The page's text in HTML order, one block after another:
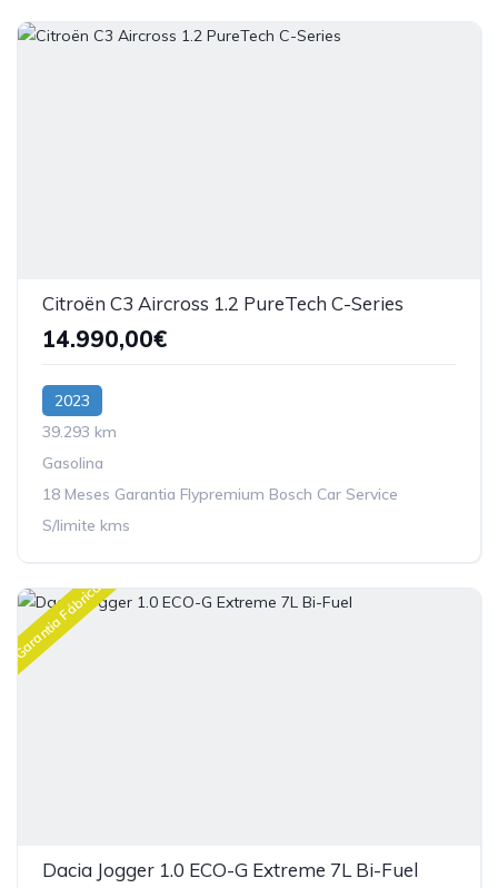
Citroën C3 Aircross 1.2 PureTech C-Series
14.990,00€
2023
39.293 km
Gasolina
18 Meses Garantia Flypremium Bosch Car Service
S/limite kms
Garantia Fábrica
Dacia Jogger 1.0 ECO-G Extreme 7L Bi-Fuel